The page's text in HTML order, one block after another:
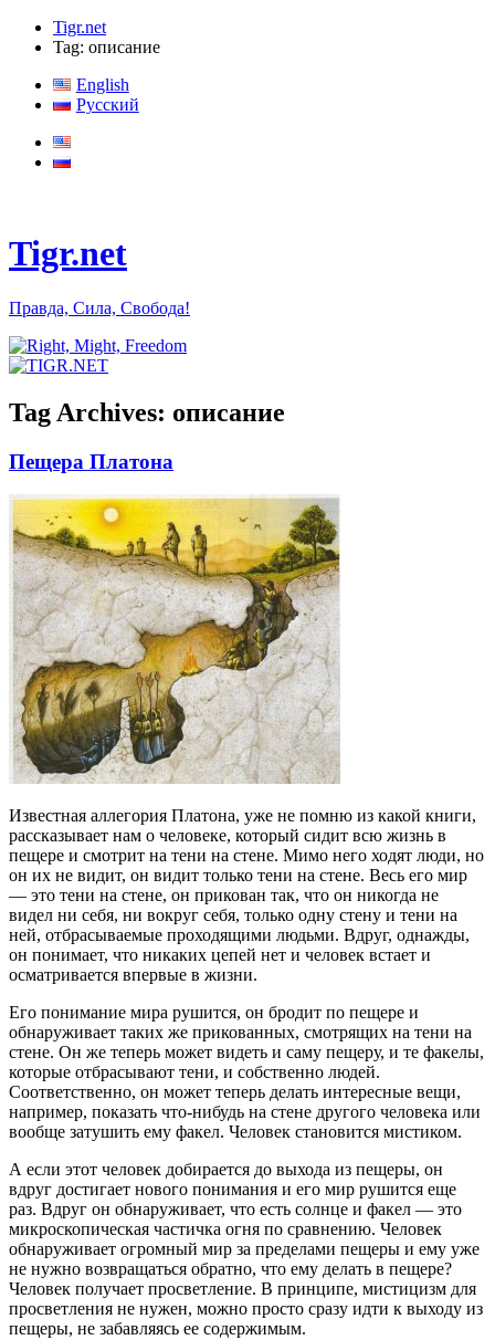
Tigr.net
Tag: описание
English
Русский
Tigr.net
Правда, Сила, Свобода!
Tag Archives: описание
Пещера Платона
Известная аллегория Платона, уже не помню из какой книги,
рассказывает нам о человеке, который сидит всю жизнь в
пещере и смотрит на тени на стене. Мимо него ходят люди, но
он их не видит, он видит только тени на стене. Весь его мир
— это тени на стене, он прикован так, что он никогда не
видел ни себя, ни вокруг себя, только одну стену и тени на
ней, отбрасываемые проходящими людьми. Вдруг, однажды,
он понимает, что никаких цепей нет и человек встает и
осматривается впервые в жизни.
Его понимание мира рушится, он бродит по пещере и
обнаруживает таких же прикованных, смотрящих на тени на
стене. Он же теперь может видеть и саму пещеру, и те факелы,
которые отбрасывают тени, и собственно людей.
Соответственно, он может теперь делать интересные вещи,
например, показать что-нибудь на стене другого человека или
вообще затушить ему факел. Человек становится мистиком.
А если этот человек добирается до выхода из пещеры, он
вдруг достигает нового понимания и его мир рушится еще
раз. Вдруг он обнаруживает, что есть солнце и факел — это
микроскопическая частичка огня по сравнению. Человек
обнаруживает огромный мир за пределами пещеры и ему уже
не нужно возвращаться обратно, что ему делать в пещере?
Человек получает просветление. В принципе, мистицизм для
просветления не нужен, можно просто сразу идти к выходу из
пещеры, не забавляясь ее содержимым.